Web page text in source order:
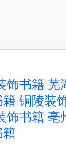
饰书籍 芜
铜陵装
饰书籍 亳